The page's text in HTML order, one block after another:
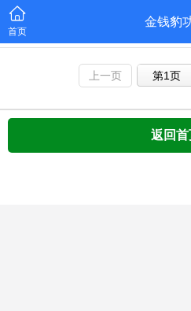
首页
金钱豹
上一页 第1页
返回首